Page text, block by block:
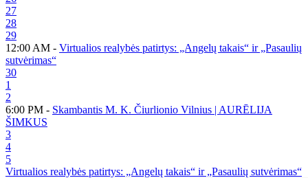
27
28
29
12:00 AM - Virtualios realybės patirtys: „Angelų takais“ ir „Pasaulių
sutvėrimas“
30
1
2
6:00 PM - Skambantis M. K. Čiurlionio Vilnius | AURĒLIJA
ŠIMKUS
3
4
5
Virtualios realybės patirtys: „Angelų takais“ ir „Pasaulių sutvėrimas“